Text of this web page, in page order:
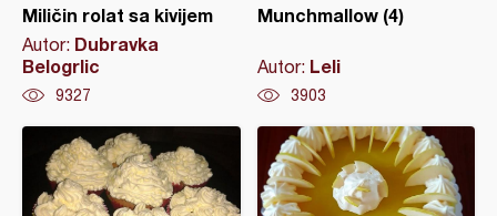
Miličin rolat sa kivijem
Autor: Dubravka
Belogrlic
9327
Munchmallow (4)
Autor: Leli
3903